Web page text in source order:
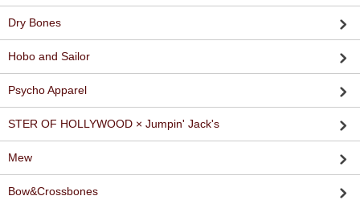
Dry Bones
Hobo and Sailor
Psycho Apparel
STER OF HOLLYWOOD × Jumpin' Jack's
Mew
Bow&Crossbones